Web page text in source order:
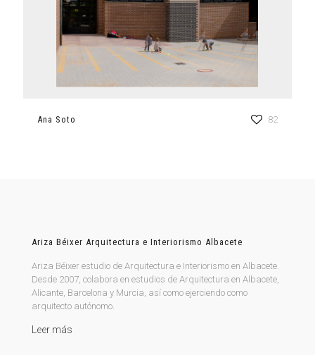
Ana Soto 82
Ariza Béixer Arquitectura e Interiorismo Albacete
Ariza Béixer estudio de Arquitectura e Interiorismo en Albacete.
Desde 2007, colabora en estudios de Arquitectura en Albacete,
Alicante, Barcelona y Murcia, así como ejerciendo como
arquitecto autónomo.
Leer más